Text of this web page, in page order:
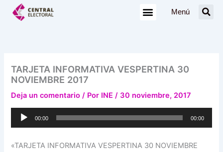
Menú
TARJETA INFORMATIVA VESPERTINA 30
NOVIEMBRE 2017
Deja un comentario / Por INE/ 30 noviembre, 2017
Reproductor
00:00 00:00
«TARJETA INFORMATIVA VESPERTINA 30 NOVIEMBRE